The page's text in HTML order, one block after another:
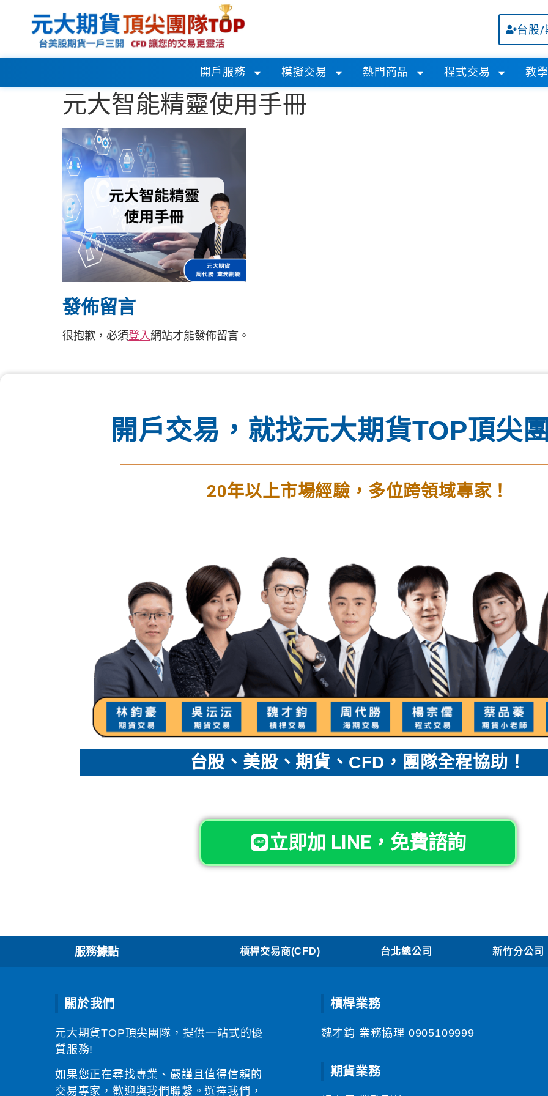
台股/
開戶服務 模擬交易 熱門商品 程式交易 教
元大智能精靈使用手冊
發佈留言
很抱歉，必須登入網站才能發佈留言。
開戶交易，就找元大期貨TOP頂尖
20年以上市場經驗，多位跨領域專家！
台股、美股、期貨、CFD，團隊全程協助！
立即加 LINE，免費諮詢
服務據點 槓桿交易商(CFD) 台北總公司 新竹分公司
關於我們
元大期貨TOP頂尖團隊，提供一站式的優
質服務!
如果您正在尋找專業、嚴謹且值得信賴的
交易專家，歡迎與我們聯繫。選擇我們，
槓桿業務
魏才鈞 業務協理 0905109999
期貨業務